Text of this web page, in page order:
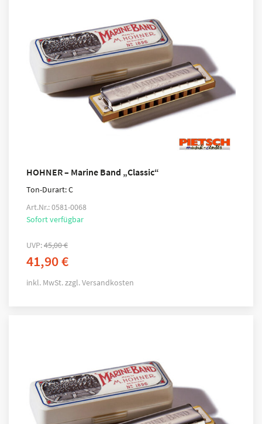
HOHNER – Marine Band „Classic“
Ton-Durart: C
Art.Nr.: 0581-0068
Sofort verfügbar
UVP:45,00€
41,90€
inkl. MwSt. zzgl.Versandkosten